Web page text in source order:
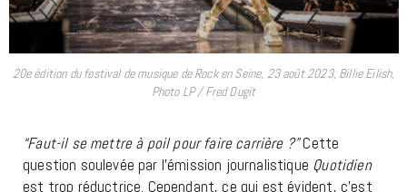
20e édition du festival de musique de Rock en Seine, 23 août 2023, Billie Eilish,
Photo LP / Fred Dugit
“Faut-il se mettre à poil pour faire carrière ?”Cette
question soulevée par l’émission journalistique Quotidien
est trop réductrice. Cependant, ce qui est évident, c’est